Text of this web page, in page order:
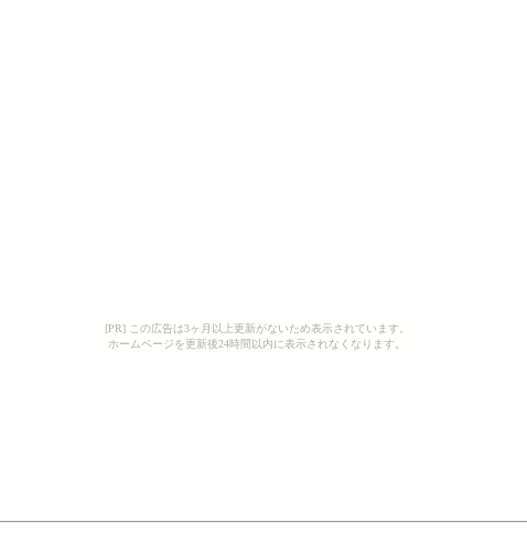
[PR] この広告は3ヶ月以上更新がないため表示されています。
ホームページを更新後24時間以内に表示されなくなります。